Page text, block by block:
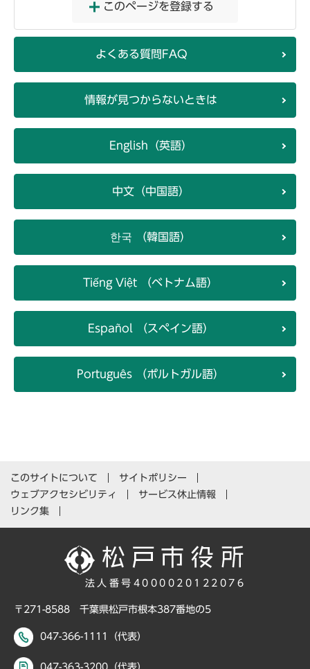
このページを登録する
よくある質問FAQ
情報が見つからないときは
English（英語）
中文（中国語）
한국 （韓国語）
Tiếng Việt （ベトナム語）
Español （スペイン語）
Português （ポルトガル語）
このサイトについて
サイトポリシー
ウェブアクセシビリティ
サービス休止情報
リンク集
法人番号4000020122076
〒271-8588 千葉県松戸市根本387番地の5
047-366-1111（代表）
047-363-3200（代表）